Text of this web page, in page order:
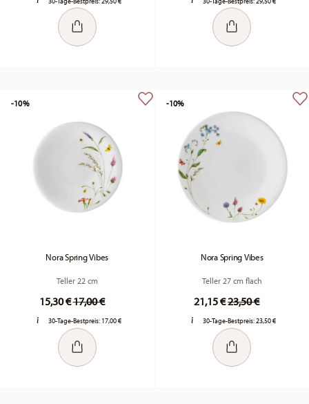
Nora Spring Vibes
Teller 22 cm
15,30 €Price reduced from
17,00 €to
30-Tage-Bestpreis: 17,00 €
-10%
Nora Spring Vibes
Teller 27 cm flach
21,15 €Price reduced
23,50 €to
30-Tage-Bestpreis:23,50 €
-10%